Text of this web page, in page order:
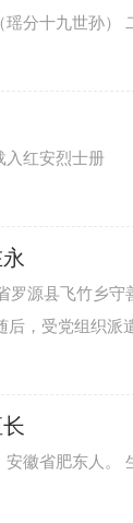
分十九世孙）
入红安烈士册
罗源县飞竹乡
后，受党组织
徽省肥东人。